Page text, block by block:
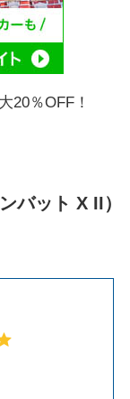
20％OFF！
バット X II）